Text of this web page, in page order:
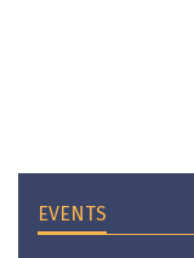
EVENTS